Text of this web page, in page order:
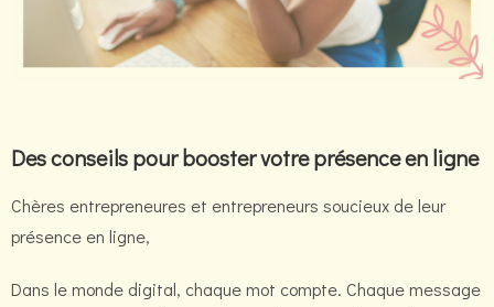
Des conseils pour booster votre présence en ligne
Chères entrepreneures et entrepreneurs soucieux de leur
présence en ligne,
Dans le monde digital, chaque mot compte. Chaque message